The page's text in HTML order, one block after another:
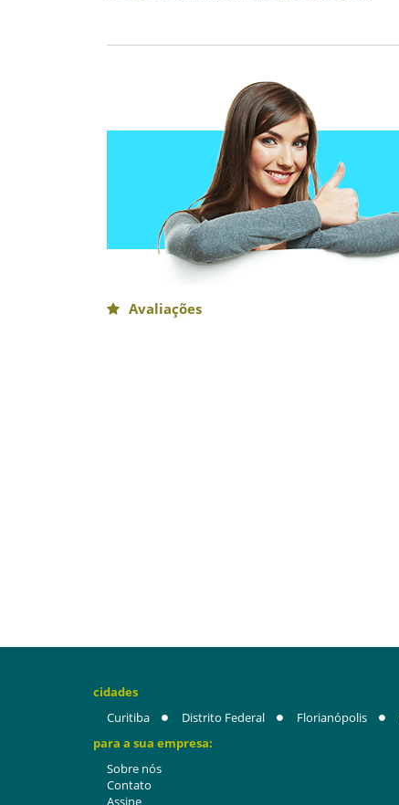
Avaliações
cidades
Curitiba
Distrito Federal Florianópolis
para a sua empresa:
Sobre nós
Contato
Assine